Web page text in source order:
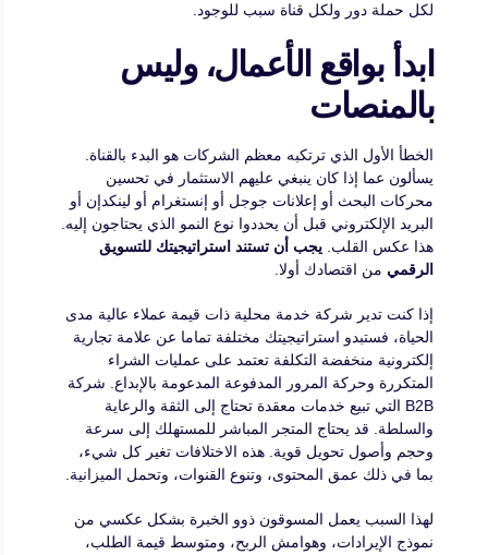
لكل حملة دور ولكل قناة سبب للوجود.
ابدأ بواقع الأعمال، وليس
بالمنصات
الخطأ الأول الذي ترتكبه معظم الشركات هو البدء بالقناة.
يسألون عما إذا كان ينبغي عليهم الاستثمار في تحسين
محركات البحث أو إعلانات جوجل أو إنستغرام أو لينكدإن أو
البريد الإلكتروني قبل أن يحددوا نوع النمو الذي يحتاجون إليه.
هذا عكس القلب. يجب أن تستند استراتيجيتك للتسويق
الرقمي من اقتصادك أولا.
إذا كنت تدير شركة خدمة محلية ذات قيمة عملاء عالية مدى
الحياة، فستبدو استراتيجيتك مختلفة تماما عن علامة تجارية
إلكترونية منخفضة التكلفة تعتمد على عمليات الشراء
المتكررة وحركة المرور المدفوعة المدعومة بالإبداع. شركة
B2B التي تبيع خدمات معقدة تحتاج إلى الثقة والرعاية
والسلطة. قد يحتاج المتجر المباشر للمستهلك إلى سرعة
وحجم وأصول تحويل قوية. هذه الاختلافات تغير كل شيء،
بما في ذلك عمق المحتوى، وتنوع القنوات، وتحمل الميزانية.
لهذا السبب يعمل المسوقون ذوو الخبرة بشكل عكسي من
نموذج الإيرادات، وهوامش الربح، ومتوسط قيمة الطلب،